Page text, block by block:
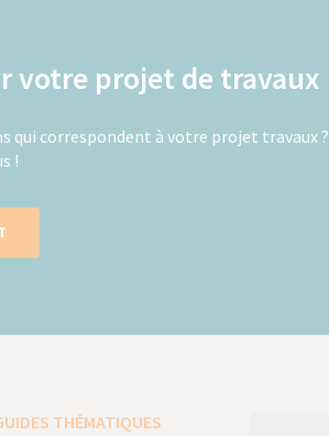
votre projet de travaux
qui correspondent à votre projet travaux ?
!
THÉMATIQUES